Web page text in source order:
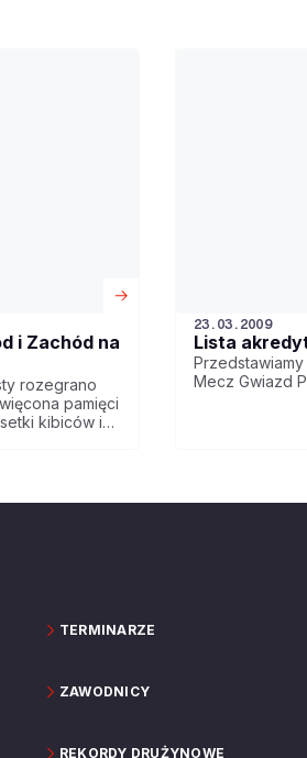
i Zachód na
rozegrano
pamięci
kibiców i
23.03.2009
Lista
Mecz Gwiazd
TERMINARZE
ZAWODNICY
REKORDY DRUŻYNOWE